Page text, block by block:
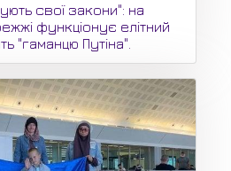
свої закони": на
функціонує елітний
"гаманцю Путіна".